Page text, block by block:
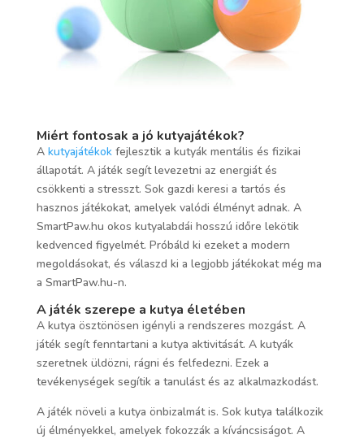
Miért fontosak a jó kutyajátékok?
A kutyajátékokfejlesztik a kutyák mentális és fizikai
állapotát. A játék segít levezetni az energiát és
csökkenti a stresszt. Sok gazdi keresi a tartós és
hasznos játékokat, amelyek valódi élményt adnak. A
SmartPaw.hu okos kutyalabdái hosszú időre lekötik
kedvenced figyelmét. Próbáld ki ezeket a modern
megoldásokat, és válaszd ki a legjobb játékokat még ma
a SmartPaw.hu-n.
A játék szerepe a kutya életében
A kutya ösztönösen igényli a rendszeres mozgást. A
játék segít fenntartani a kutya aktivitását. A kutyák
szeretnek üldözni, rágni és felfedezni. Ezek a
tevékenységek segítik a tanulást és az alkalmazkodást.
A játék növeli a kutya önbizalmát is. Sok kutya találkozik
új élményekkel, amelyek fokozzák a kíváncsiságot. A